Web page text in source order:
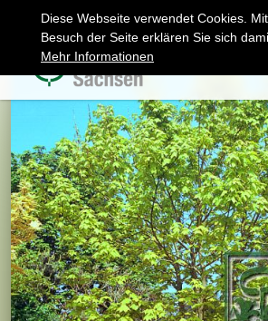
Diese Webseite verwendet Cookies.
Besuch der Seite erklären Sie sich
Mehr Informationen